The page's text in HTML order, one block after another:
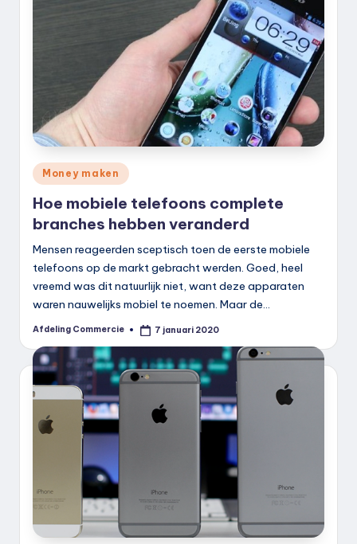
Geplaatst
in
Money maken
Hoe mobiele telefoons complete
branches hebben veranderd
Mensen reageerden sceptisch toen de eerste mobiele
telefoons op de markt gebracht werden. Goed, heel
vreemd was dit natuurlijk niet, want deze apparaten
waren nauwelijks mobiel te noemen. Maar de…
Geplaatst
Afdeling Commercie 7 januari 2020